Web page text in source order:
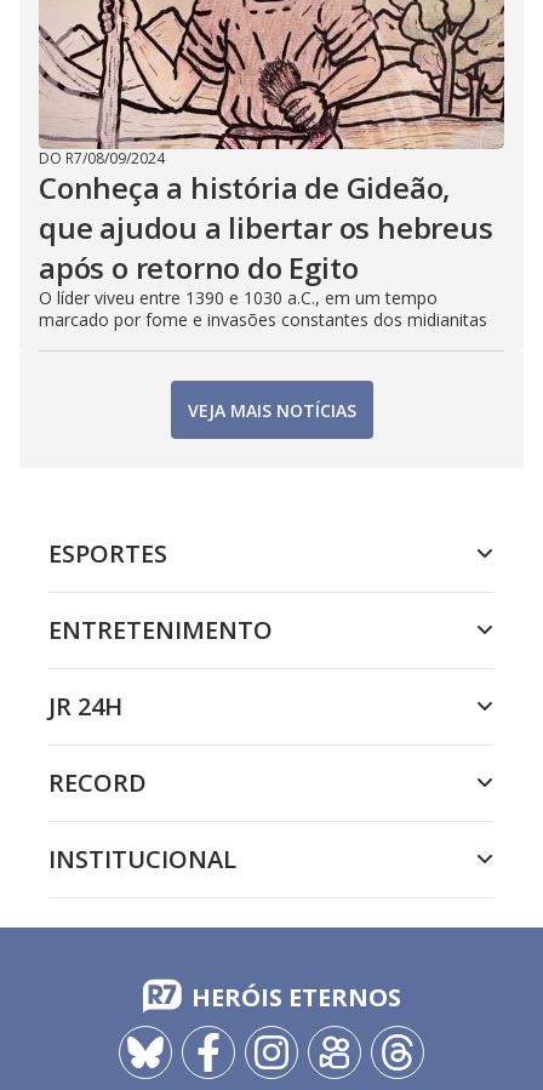
DO R7/08/09/2024
Conheça a história de Gideão,
que ajudou a libertar os hebreus
após o retorno do Egito
O líder viveu entre 1390 e 1030 a.C., em um tempo
marcado por fome e invasões constantes dos midianitas
VEJA MAIS NOTÍCIAS
ESPORTES
ENTRETENIMENTO
JR 24H
RECORD
INSTITUCIONAL
HERÓIS ETERNOS